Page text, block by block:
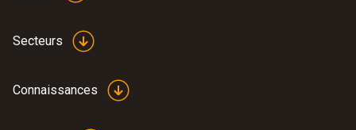
Secteurs
Connaissances